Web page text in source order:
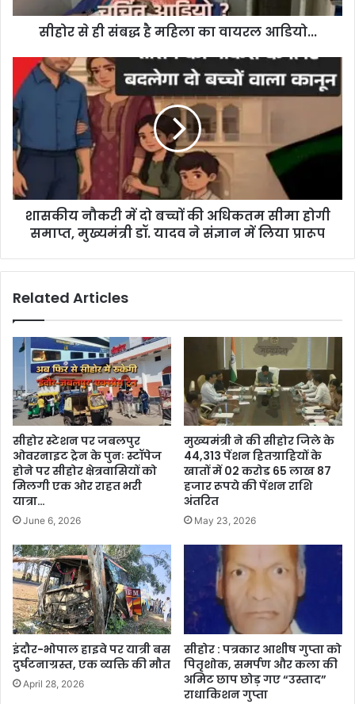
s
सीहोर से ही संबद्ध है महिला का वायरल आडियो...
शासकीय नौकरी में दो बच्चों की अधिकतम सीमा होगी
समाप्त, मुख्यमंत्री डॉ. यादव ने संज्ञान में लिया प्रारूप
Related Articles
सीहोर स्टेशन पर जबलपुर
ओवरनाइट ट्रेन के पुनः स्टॉपेज
होने पर सीहोर क्षेत्रवासियों को
मिलगी एक ओर राहत भरी
यात्रा…
June 6, 2026
मुख्यमंत्री ने की सीहोर जिले के
44,313 पेंशन हितग्राहियों के
खातों में 02 करोड 65 लाख 87
हजार रूपये की पेंशन राशि
अंतरित
May 23, 2026
इंदौर-भोपाल हाइवे पर यात्री बस
दुर्घटनाग्रस्त, एक व्यक्ति की मौत
April 28, 2026
सीहोर : पत्रकार आशीष गुप्ता को
पितृशोक, समर्पण और कला की
अमिट छाप छोड़ गए “उस्ताद”
राधाकिशन गुप्ता